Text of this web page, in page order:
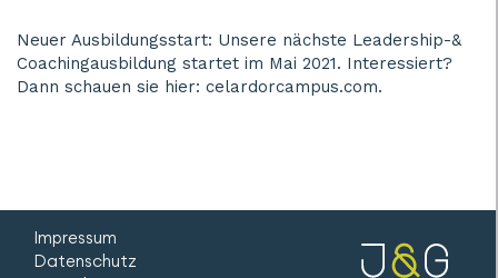
Neuer Ausbildungsstart: Unsere nächste Leadership-&
Coachingausbildung startet im Mai 2021. Interessiert?
Dann schauen sie hier: celardorcampus.com.
Impressum
Datenschutz